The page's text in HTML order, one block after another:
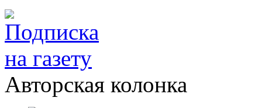
Авторская колонка